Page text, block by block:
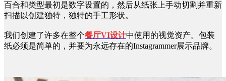
百合和类型最初是数字设置的，然后从纸张上手动切割并重新
扫描以创建独特，独特的手工形状。
我们创建了许多在整个餐厅VI设计中使用的视觉资产。包装
纸必须是简单的，并要为永远存在的Instagrammer展示品牌。